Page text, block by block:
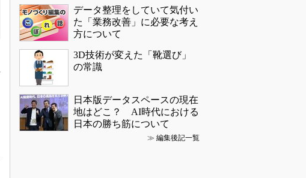
データ整理をしていて気付い
た「業務改善」に必要な考え
方について
3D技術が変えた「靴選び」
の常識
日本版データスペースの現在
地はどこ？ AI時代における
日本の勝ち筋について
≫ 編集後記一覧